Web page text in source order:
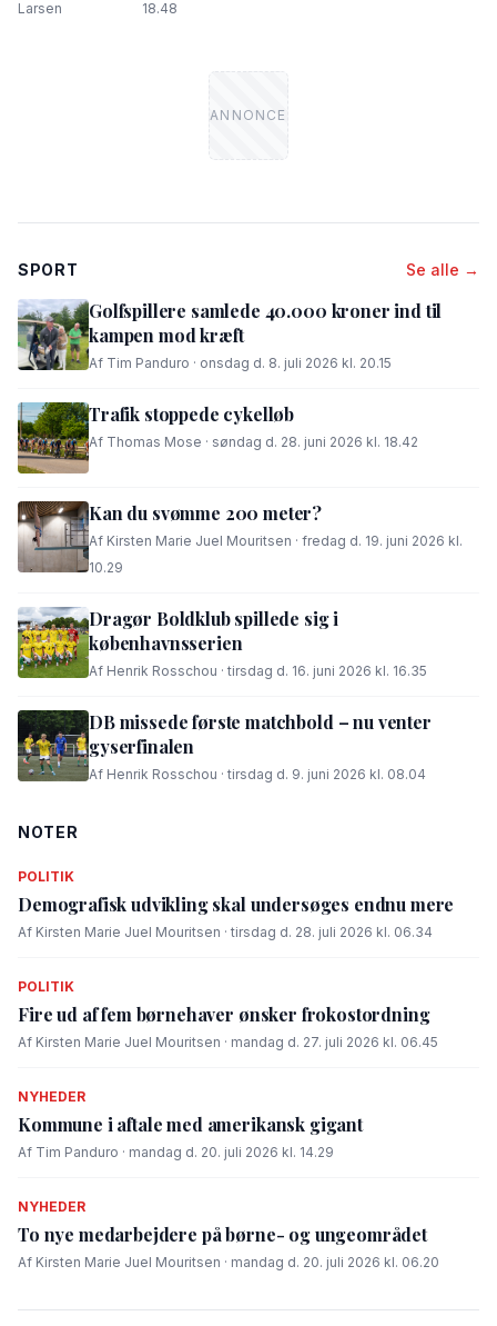
Larsen
18.48
SPORT Se alle →
Golfspillere samlede 40.000 kroner ind til
kampen mod kræft
Af Tim Panduro · onsdag d. 8. juli 2026 kl. 20.15
Trafik stoppede cykelløb
Af Thomas Mose · søndag d. 28. juni 2026 kl. 18.42
Kan du svømme 200 meter?
Af Kirsten Marie Juel Mouritsen · fredag d. 19. juni 2026 kl.
10.29
Dragør Boldklub spillede sig i
københavnsserien
Af Henrik Rosschou · tirsdag d. 16. juni 2026 kl. 16.35
DB missede første matchbold – nu venter
gyserfinalen
Af Henrik Rosschou · tirsdag d. 9. juni 2026 kl. 08.04
NOTER
POLITIK
Demografisk udvikling skal undersøges endnu mere
Af Kirsten Marie Juel Mouritsen · tirsdag d. 28. juli 2026 kl. 06.34
POLITIK
Fire ud af fem børnehaver ønsker frokostordning
Af Kirsten Marie Juel Mouritsen · mandag d. 27. juli 2026 kl. 06.45
NYHEDER
Kommune i aftale med amerikansk gigant
Af Tim Panduro · mandag d. 20. juli 2026 kl. 14.29
NYHEDER
To nye medarbejdere på børne- og ungeområdet
Af Kirsten Marie Juel Mouritsen · mandag d. 20. juli 2026 kl. 06.20